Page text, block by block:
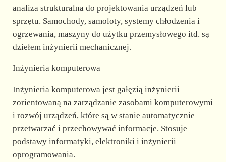
analiza strukturalna do projektowania urządzeń lub
sprzętu. Samochody, samoloty, systemy chłodzenia i
ogrzewania, maszyny do użytku przemysłowego itd. są
dziełem inżynierii mechanicznej.
Inżynieria komputerowa
Inżynieria komputerowa jest gałęzią inżynierii
zorientowaną na zarządzanie zasobami komputerowymi
i rozwój urządzeń, które są w stanie automatycznie
przetwarzać i przechowywać informacje. Stosuje
podstawy informatyki, elektroniki i inżynierii
oprogramowania.